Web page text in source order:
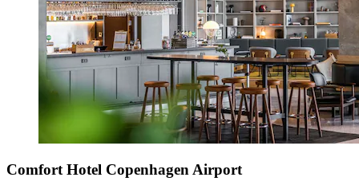
Comfort Hotel Copenhagen Airport